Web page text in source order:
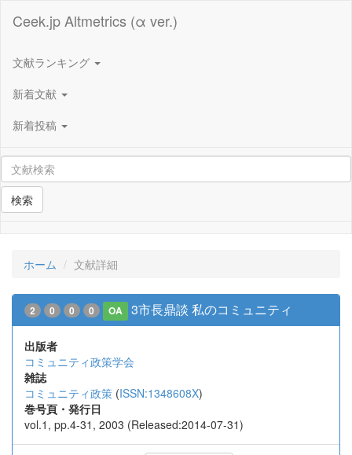
Ceek.jp Altmetrics (α ver.)
文献ランキング
新着文献
新着投稿
検索
ホーム 文献詳細
2 0 0 0 OA 3市長鼎談 私のコミュニティ
出版者
コミュニティ政策学会
雑誌
コミュニティ政策 (ISSN:1348608X)
巻号頁・発行日
vol.1, pp.4-31, 2003 (Released:2014-07-31)